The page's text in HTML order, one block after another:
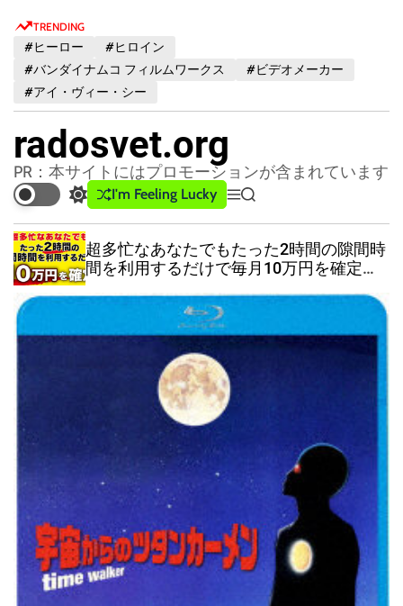
TRENDING
#ヒーロー
#ヒロイン
#バンダイナムコ フィルムワークス
#ビデオメーカー
#アイ・ヴィー・シー
radosvet.org
PR：本サイトにはプロモーションが含まれています
S
w
i
t
c
h
I'm Feeling Lucky
M
e
u
S
e
r
c
h
超多忙なあなたでもたった2時間の隙間時
間を利用するだけで毎月10万円を確定で